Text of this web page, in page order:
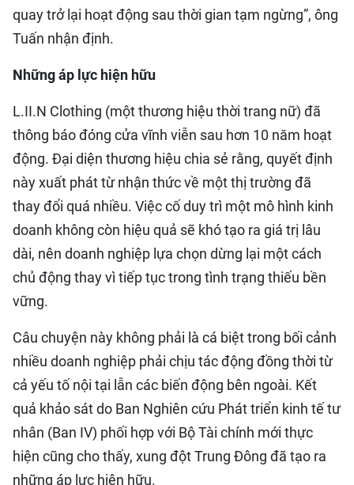
quay trở lại hoạt động sau thời gian tạm ngừng”, ông
Tuấn nhận định.
Những áp lực hiện hữu
L.II.N Clothing (một thương hiệu thời trang nữ) đã
thông báo đóng cửa vĩnh viễn sau hơn 10 năm hoạt
động. Đại diện thương hiệu chia sẻ rằng, quyết định
này xuất phát từ nhận thức về một thị trường đã
thay đổi quá nhiều. Việc cố duy trì một mô hình kinh
doanh không còn hiệu quả sẽ khó tạo ra giá trị lâu
dài, nên doanh nghiệp lựa chọn dừng lại một cách
chủ động thay vì tiếp tục trong tình trạng thiếu bền
vững.
Câu chuyện này không phải là cá biệt trong bối cảnh
nhiều doanh nghiệp phải chịu tác động đồng thời từ
cả yếu tố nội tại lẫn các biến động bên ngoài. Kết
quả khảo sát do Ban Nghiên cứu Phát triển kinh tế tư
nhân (Ban IV) phối hợp với Bộ Tài chính mới thực
hiện cũng cho thấy, xung đột Trung Đông đã tạo ra
những áp lực hiện hữu.